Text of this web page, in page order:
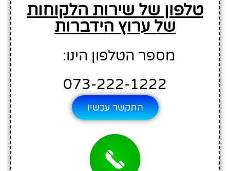
טלפון של שירות הלקוחות
של ערוץ הידברות
מספר הטלפון הינו:
073-222-1222
התקשר עכשיו